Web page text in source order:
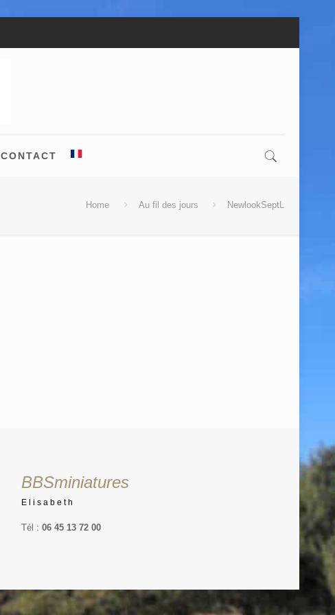
CONTACT
Home Au fil des jours NewlookSeptL
BBSminiatures
Elisabeth
Tél :06 45 13 72 00